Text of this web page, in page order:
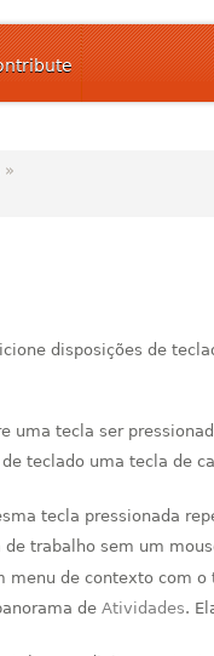
»
disposições de
uma tecla ser
teclado uma tecla de
tecla pressionada
trabalho sem um
menu de contexto com
de Atividades.